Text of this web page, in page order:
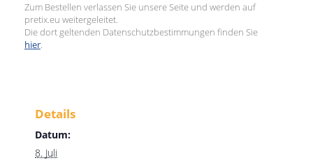
Zum Bestellen verlassen Sie unsere Seite und werden auf
pretix.eu weitergeleitet.
Die dort geltenden Datenschutzbestimmungen finden Sie
hier.
Details
Datum:
8. Juli